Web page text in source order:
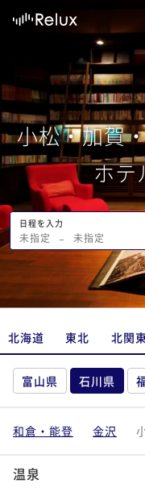
小松・加賀
ホテ
日程を入力
未指定 − 未指定
北海道 東北 北関東
富山県 石川県
和倉・能登 金沢
温泉